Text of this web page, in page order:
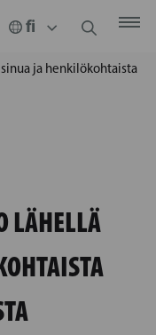
ja henkilökohtaista
LÄHELLÄ